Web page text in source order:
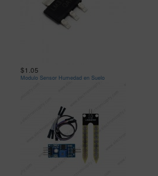
$1.05
Modulo Sensor Humedad en Suelo